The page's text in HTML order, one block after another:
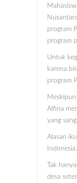
program
program
Untuk
karena
program
Alfina
yang
Alasan
Tak
desa